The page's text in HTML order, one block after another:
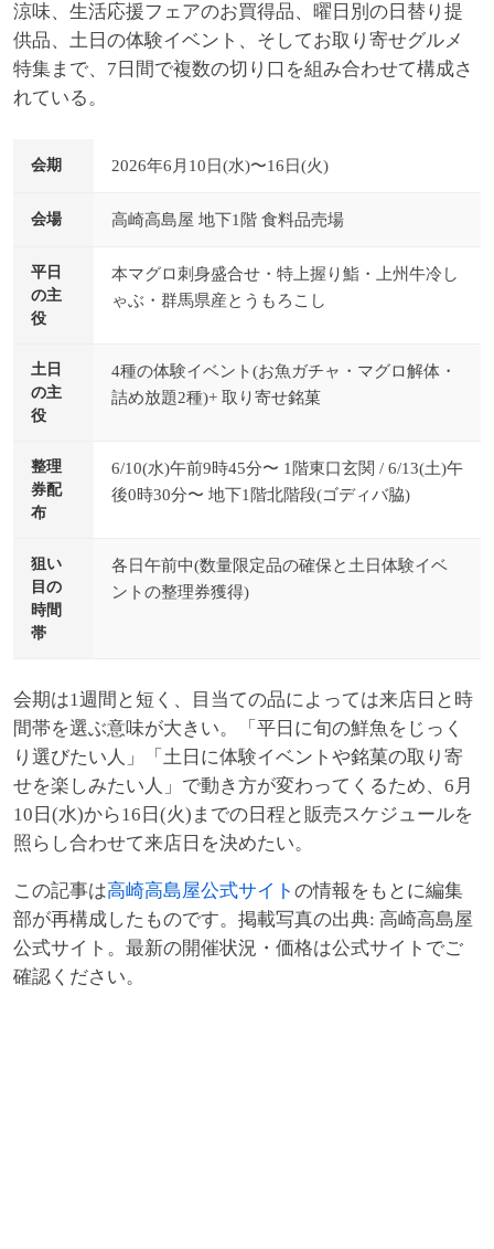
涼味、生活応援フェアのお買得品、曜日別の日替り提
供品、土日の体験イベント、そしてお取り寄せグルメ
特集まで、7日間で複数の切り口を組み合わせて構成さ
れている。
会期 2026年6月10日(水)〜16日(火)
会場 高崎高島屋 地下1階 食料品売場
平日
の主
役
本マグロ刺身盛合せ・特上握り鮨・上州牛冷し
ゃぶ・群馬県産とうもろこし
土日
の主
役
4種の体験イベント(お魚ガチャ・マグロ解体・
詰め放題2種)+ 取り寄せ銘菓
整理
券配
布
6/10(水)午前9時45分〜 1階東口玄関 / 6/13(土)午
後0時30分〜 地下1階北階段(ゴディバ脇)
狙い
目の
時間
帯
各日午前中(数量限定品の確保と土日体験イベ
ントの整理券獲得)
会期は1週間と短く、目当ての品によっては来店日と時
間帯を選ぶ意味が大きい。「平日に旬の鮮魚をじっく
り選びたい人」「土日に体験イベントや銘菓の取り寄
せを楽しみたい人」で動き方が変わってくるため、6月
10日(水)から16日(火)までの日程と販売スケジュールを
照らし合わせて来店日を決めたい。
この記事は高崎高島屋公式サイト の情報をもとに編集
部が再構成したものです。掲載写真の出典: 高崎高島屋
公式サイト。最新の開催状況・価格は公式サイトでご
確認ください。